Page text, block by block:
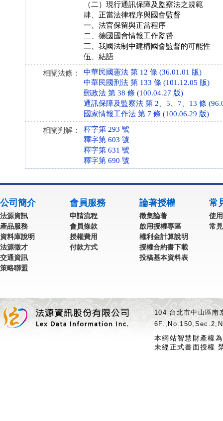
（二）現行通訊保障及監察法之規範
肆、正當法律程序與國會監督
一、法官保留與正當程序
二、德國國會情報工作監督
三、我國法制中建構國會監督的可能性
伍、結語
相關法條：
中華民國憲法 第 12 條 (36.01.01 版)
中華民國刑法 第 133 條 (101.12.05 版)
郵政法 第 38 條 (100.04.27 版)
通訊保障及監察法 第 2、5、7、13 條
國家情報工作法 第 7 條 (100.06.29 版)
相關判解：
釋字第 293 號
釋字第 603 號
釋字第 631 號
釋字第 690 號
公司簡介
法源資訊
產品服務
資料庫說明
法源徵才
交通資訊
策略聯盟
會員服務
申請流程
會員條款
授權費用
付款方式
論著授權
徵集論著
啟用授權專區
權利金計算說明
授權合約書下載
投稿基本資料表
常
使
常
104 台北市中山區
本網站智慧財產權
未經正式書面授權